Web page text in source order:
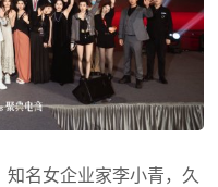
名女企业家李小青，久